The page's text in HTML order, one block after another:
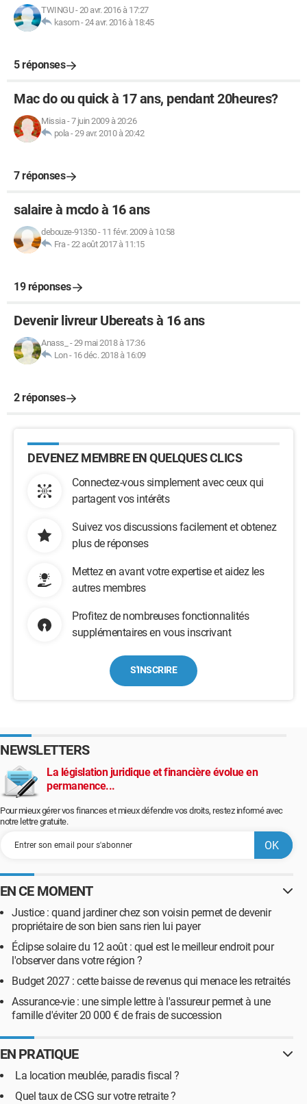
TWINGU-20 avr. 2016 à 17:27
kasom-24 avr. 2016 à 18:45
5 réponses
Mac do ou quick à 17 ans, pendant 20heures?
Missia-7 juin 2009 à 20:26
pola-29 avr. 2010 à 20:42
7 réponses
salaire à mcdo à 16 ans
debouze-91350- 11 févr. 2009 à 10:58
Fra-22 août 2017 à 11:15
19 réponses
Devenir livreur Ubereats à 16 ans
Anass_ -29 mai 2018 à 17:36
Lon- 16 déc. 2018 à 16:09
2 réponses
DEVENEZ MEMBRE EN QUELQUES CLICS
Connectez-vous simplement avec ceux qui
partagent vos intérêts
Suivez vos discussions facilement et obtenez
plus de réponses
Mettez en avant votre expertise et aidez les
autres membres
Profitez de nombreuses fonctionnalités
supplémentaires en vous inscrivant
S'INSCRIRE
NEWSLETTERS
La législation juridique et financière évolue en
permanence...
Pour mieux gérer vos finances et mieux défendre vos droits, restez informé avec
notre lettre gratuite.
EN CE MOMENT
Justice : quand jardiner chez son voisin permet de devenir
propriétaire de son bien sans rien lui payer
Éclipse solaire du 12 août : quel est le meilleur endroit pour
l'observer dans votre région ?
Budget 2027 : cette baisse de revenus qui menace les retraités
Assurance-vie : une simple lettre à l'assureur permet à une
famille d'éviter 20 000 € de frais de succession
EN PRATIQUE
La location meublée, paradis fiscal ?
Quel taux de CSG sur votre retraite ?